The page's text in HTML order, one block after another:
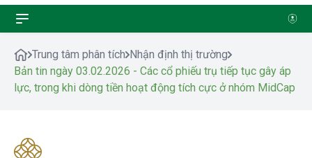
Trung tâm phân tích Nhận định thị trường
Bản tin ngày 03.02.2026 - Các cổ phiếu trụ tiếp tục gây áp
lực, trong khi dòng tiền hoạt động tích cực ở nhóm MidCap